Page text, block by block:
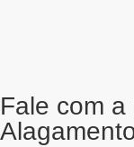
Fale com